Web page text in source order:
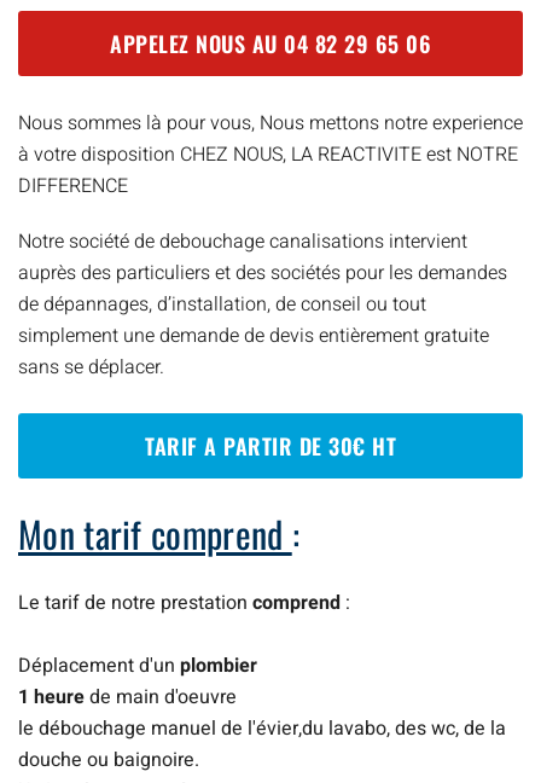
APPELEZ NOUS AU 04 82 29 65 06
Nous sommes là pour vous, Nous mettons notre experience
à votre disposition CHEZ NOUS, LA REACTIVITE est NOTRE
DIFFERENCE
Notre société de debouchage canalisations intervient
auprès des particuliers et des sociétés pour les demandes
de dépannages, d’installation, de conseil ou tout
simplement une demande de devis entièrement gratuite
sans se déplacer.
TARIF A PARTIR DE 30€ HT
Mon tarif comprend :
Le tarif de notre prestation comprend :
Déplacement d'un plombier
1 heurede main d'oeuvre
le débouchage manuel de l'évier,du lavabo, des wc, de la
douche ou baignoire.